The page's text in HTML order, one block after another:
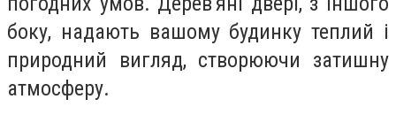
боку, надають вашому будинку теплий і
природний вигляд, створюючи затишну
атмосферу.